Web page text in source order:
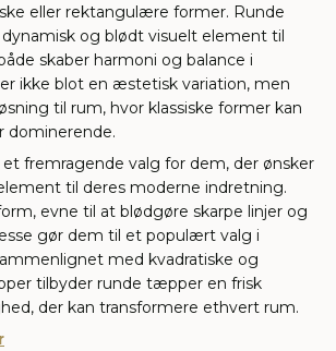
eller rektangulære former. Runde
og blødt visuelt element til
skaber harmoni og balance i
ikke blot en æstetisk variation, men
til rum, hvor klassiske former kan
dominerende.
fremragende valg for dem, der ønsker
til deres moderne indretning.
evne til at blødgøre skarpe linjer og
gør dem til et populært valg i
med kvadratiske og
tilbyder runde tæpper en frisk
der kan transformere ethvert rum.